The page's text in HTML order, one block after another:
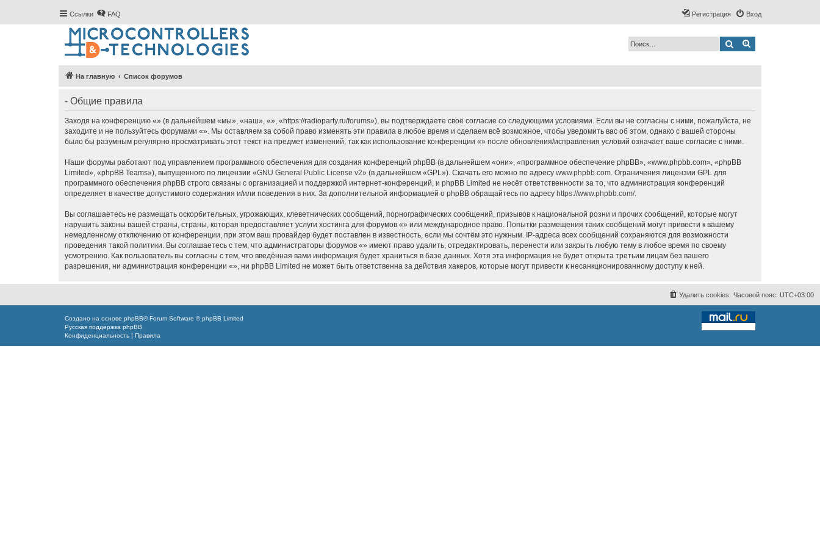
Ссылки FAQ Вход
Регистрация
Поиск
На главную Список форумов
- Общие правила
Заходя на конференцию «» (в дальнейшем «мы», «наш», «», «https://radioparty.ru/forums»), вы подтверждаете своё согласие со следующими условиями. Если вы не согласны с ними, пожалуйста, не
заходите и не пользуйтесь форумами «». Мы оставляем за собой право изменять эти правила в любое время и сделаем всё возможное, чтобы уведомить вас об этом, однако с вашей стороны
было бы разумным регулярно просматривать этот текст на предмет изменений, так как использование конференции «» после обновления/исправления условий означает ваше согласие с ними.
Наши форумы работают под управлением программного обеспечения для создания конференций phpBB (в дальнейшем «они», «программное обеспечение phpBB», «www.phpbb.com», «phpBB
Limited», «phpBB Teams»), выпущенного по лицензии «GNU General Public License v2» (в дальнейшем «GPL»). Скачать его можно по адресу www.phpbb.com. Ограничения лицензии GPL для
программного обеспечения phpBB строго связаны с организацией и поддержкой интернет-конференций, и phpBB Limited не несёт ответственности за то, что администрация конференций
определяет в качестве допустимого содержания и/или поведения в них. За дополнительной информацией о phpBB обращайтесь по адресу https://www.phpbb.com/.
Вы соглашаетесь не размещать оскорбительных, угрожающих, клеветнических сообщений, порнографических сообщений, призывов к национальной розни и прочих сообщений, которые могут
нарушить законы вашей страны, страны, которая предоставляет услуги хостинга для форумов «» или международное право. Попытки размещения таких сообщений могут привести к вашему
немедленному отключению от конференции, при этом ваш провайдер будет поставлен в известность, если мы сочтём это нужным. IP-адреса всех сообщений сохраняются для возможности
проведения такой политики. Вы соглашаетесь с тем, что администраторы форумов «» имеют право удалить, отредактировать, перенести или закрыть любую тему в любое время по своему
усмотрению. Как пользователь вы согласны с тем, что введённая вами информация будет храниться в базе данных. Хотя эта информация не будет открыта третьим лицам без вашего
разрешения, ни администрация конференции «», ни phpBB Limited не может быть ответственна за действия хакеров, которые могут привести к несанкционированному доступу к ней.
Часовой пояс: UTC+03:00
Удалить cookies
Создано на основе phpBB® Forum Software © phpBB Limited
Русская поддержка phpBB
Конфиденциальность | Правила